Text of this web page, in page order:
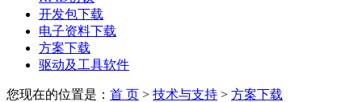
开发包下载
电子资料下载
方案下载
驱动及工具软件
您现在的位置是： 首 页 > 技术与支持 > 方案下载